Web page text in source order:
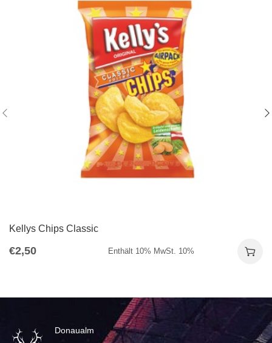
Kellys Chips Classic
€2,50 Enthält 10% MwSt. 10%
Donaualm